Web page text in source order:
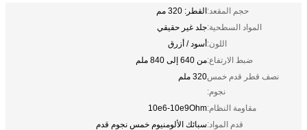
حجم المقعد:القطر: 320 مم
المواد السطحية:جلد غير حقيقي
اللون:أسود / أزرق
ضبط الارتفاع:من 640 إلى 840 ملم
نصف قطر قدم خمس
نجوم:
320 ملم
مقاومة النظام:10e6-10e9Ohm
قدم المواد:سبائك الألومنيوم خمس نجوم قدم